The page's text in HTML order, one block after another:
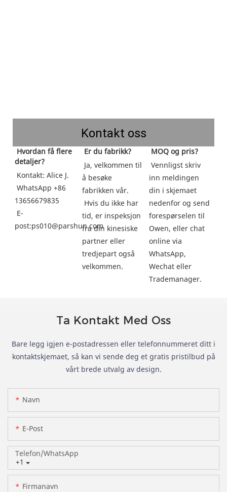
Kontakt oss
detaljer?
Kontakt: Alice J.
13656679835
post:ps010@parshun.com
Er du fabrikk?
å besøke
fabrikken vår.
tid, er inspeksjon
fra din kinesiske
partner eller
tredjepart også
velkommen.
MOQ og pris?
Vennligst skriv
inn meldingen
din i skjemaet
nedenfor og send
forespørselen til
Owen, eller chat
online via
WhatsApp,
Wechat eller
Trademanager.
Ta Kontakt Med Oss
Bare legg igjen e-postadressen eller telefonnummeret ditt i
kontaktskjemaet, så kan vi sende deg et gratis pristilbud på
vårt brede utvalg av design.
Navn
E-Post
+1
Telefon/whatsApp
Firmanavn